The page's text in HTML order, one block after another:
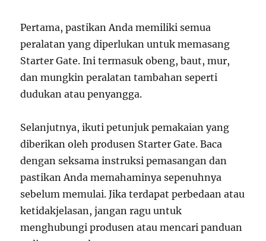
Pertama, pastikan Anda memiliki semua
peralatan yang diperlukan untuk memasang
Starter Gate. Ini termasuk obeng, baut, mur,
dan mungkin peralatan tambahan seperti
dudukan atau penyangga.
Selanjutnya, ikuti petunjuk pemakaian yang
diberikan oleh produsen Starter Gate. Baca
dengan seksama instruksi pemasangan dan
pastikan Anda memahaminya sepenuhnya
sebelum memulai. Jika terdapat perbedaan atau
ketidakjelasan, jangan ragu untuk
menghubungi produsen atau mencari panduan